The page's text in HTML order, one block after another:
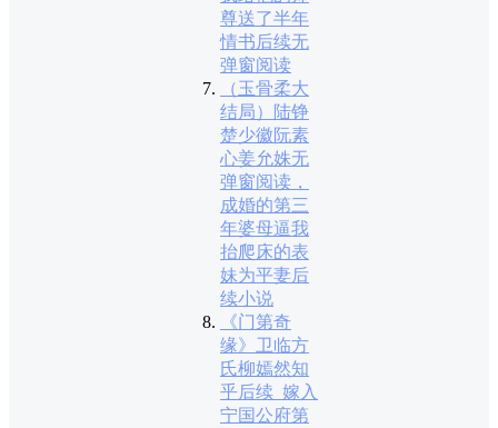
尊送了半年
情书后续无
弹窗阅读
（玉骨柔大
结局）陆铮
楚少徽阮素
心姜允姝无
弹窗阅读，
成婚的第三
年婆母逼我
抬爬床的表
妹为平妻后
续小说
《门第奇
缘》卫临方
氏柳嫣然知
乎后续_嫁入
宁国公府第